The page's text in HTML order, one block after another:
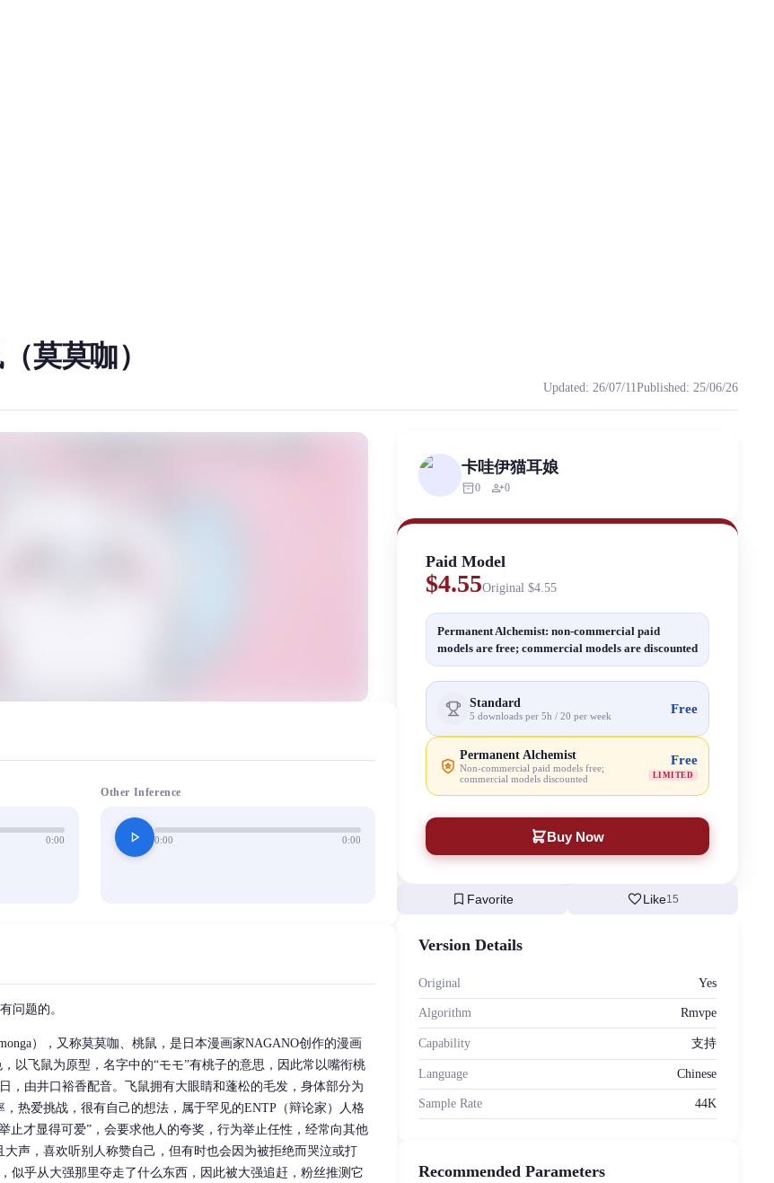
for chiikawa RVC Voice Model on MiaoYin. Tags: chiikawa, Momonga, rvc, モモンガ, 二次元.
题的。 飞鼠（日语：モモンガ，英语：Momonga），又称莫莫咖、桃鼠，是日本漫画家NAGANO创作的漫画《
莫莫咖）
Updated: 26/07/11Published: 25/06/26
0:00
Other Inference
play_arrow 0:00 0:00
问题的。
），又称莫莫咖、桃鼠，是日本漫画家NAGANO创作的漫画
，以飞鼠为原型，名字中的“モモ”有桃子的意思，因此常以嘴衔桃
，由井口裕香配音。飞鼠拥有大眼睛和蓬松的毛发，身体部分为
热爱挑战，很有自己的想法，属于罕见的ENTP（辩论家）人格
止才显得可爱”，会要求他人的夸奖，行为举止任性，经常向其他
声，喜欢听别人称赞自己，但有时也会因为被拒绝而哭泣或打
似乎从大强那里夺走了什么东西，因此被大强追赶，粉丝推测它
卡哇伊猫耳娘
inventory_20 person_add0
Paid Model
$4.55Original $4.55
Permanent Alchemist: non-commercial paid
models are free; commercial models are discounted
Standard
5 downloads per 5h / 20 per week Free
Permanent Alchemist
Non-commercial paid models free;
commercial models discounted
Free
LIMITED
Buy Now
bookmark Favorite favoriteLike15
Version Details
Original Yes
Algorithm Rmvpe
Capability 支持
Language Chinese
Sample Rate 44K
Recommended Parameters